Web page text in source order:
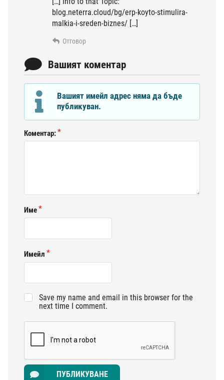
blog.neterra.cloud/bg/erp-koyto-stimulira-
malkia-i-sreden-biznes/ […]
Отговор
Вашият коментар
Вашият имейл адрес няма да бъде
публикуван.
Коментар:
Име
Имейл
Save my name and email in this browser for the
next time I comment.
ПУБЛИКУВАНЕ